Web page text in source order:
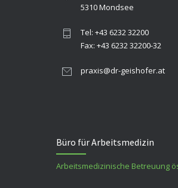
5310 Mondsee
Tel: +43 6232 32200
Fax: +43 6232 32200-32
praxis@dr-geishofer.at
Büro für Arbeitsmedizin
Arbeitsmedizinische Betreuung